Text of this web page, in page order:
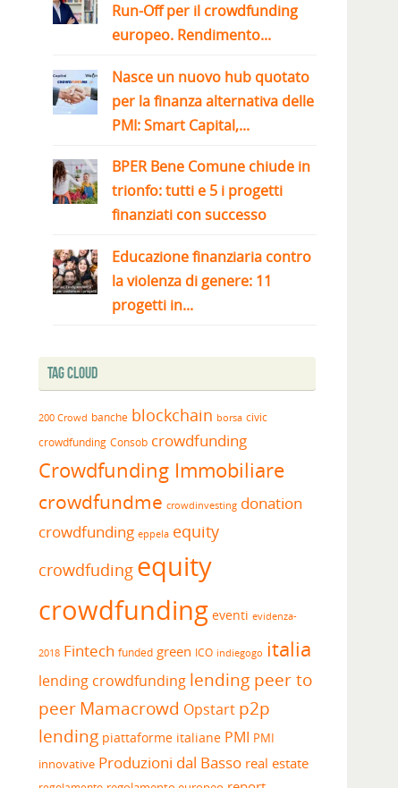
Run-Off per il crowdfunding
europeo. Rendimento...
Nasce un nuovo hub quotato
per la finanza alternativa delle
PMI: Smart Capital,...
BPER Bene Comune chiude in
trionfo: tutti e 5 i progetti
finanziati con successo
Educazione finanziaria contro
la violenza di genere: 11
progetti in...
Tag Cloud
200 Crowd banche blockchain borsa civic
crowdfunding Consob crowdfunding
Crowdfunding Immobiliare
crowdfundme crowdinvesting donation
crowdfunding eppela equity
crowdfuding equity
crowdfunding eventi evidenza-
2018 Fintech funded green ICO indiegogo italia
lending crowdfunding lending peer to
peerMamacrowd Opstart p2p
lending piattaforme italiane PMI PMI
innovative Produzioni dal Basso real estate